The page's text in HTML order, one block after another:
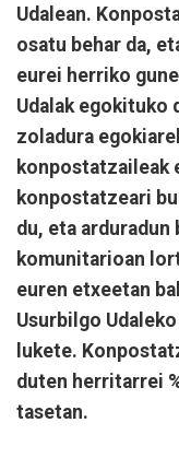
Udalean.
osatu behar da,
eurei herriko
Udalak egokituko
zoladura
konpostatzaileak
konpostatzeari
du, eta
komunitarioan
euren etxeetan
Usurbilgo
lukete.
duten herritarrei
tasetan.